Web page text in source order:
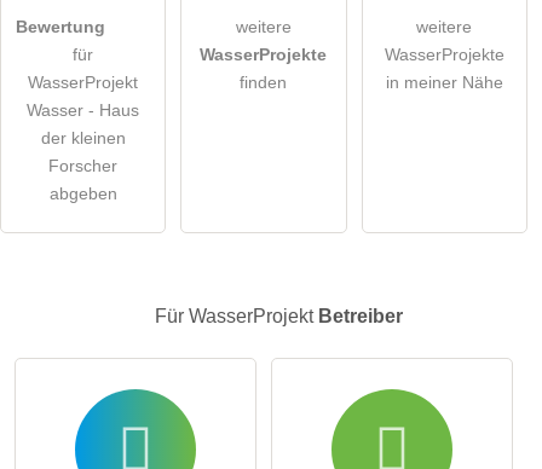
Datenschutzerklärunghabe ich zur Kenntnis genommen.
öffentliche Frage stellen
Hinweis:Bitte beachten Sie, öffentliche Fragen sind
Besucher sichtbar
Klicken Sie hier um eine
individuelle Frage
Bewertung
für
WasserProjekt
Wasser - Haus
der kleinen
Forscher
abgeben
weitere
WasserProjekte
finden
weitere
WasserProjekte
in meiner Nähe
Für WasserProjekt Betreiber